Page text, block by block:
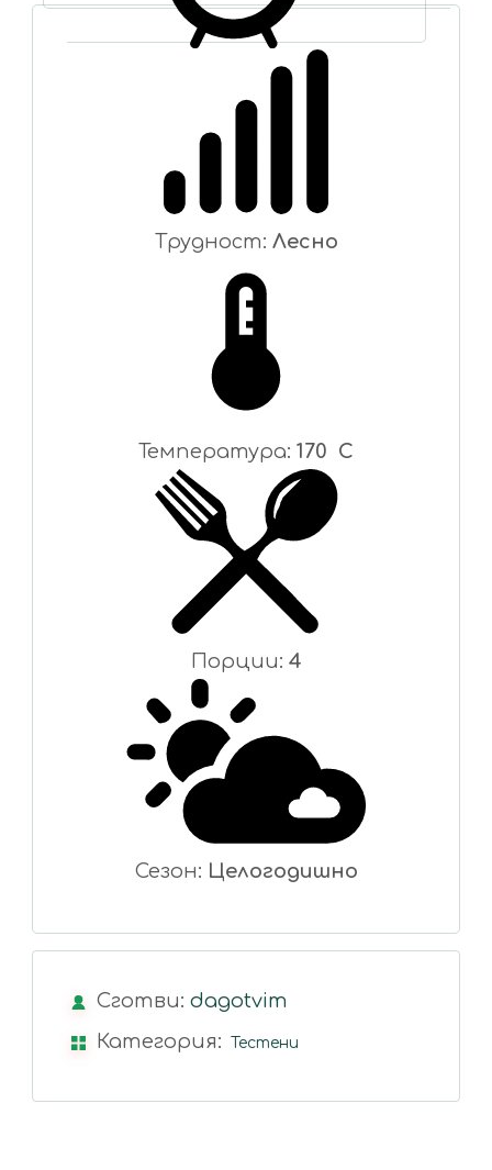
Трудност: Лесно
Температура: 170 C
Порции: 4
Сезон: Целогодишно
Сготви: dagotvim
Категория:
Тестени